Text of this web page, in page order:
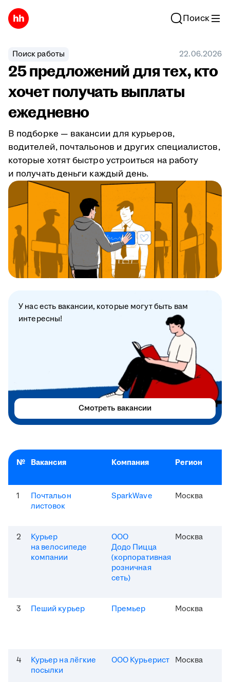
Поиск
Поиск работы 22.06.2026
25 предложений для тех, кто
хочет получать выплаты
ежедневно
В подборке — вакансии для курьеров,
водителей, почтальонов и других специалистов,
которые хотят быстро устроиться на работу
и получать деньги каждый день.
№ Вакансия Компания Регион
1
Почтальон
листовок
SparkWave Москва
2
Курьер
на велосипеде
компании
ООО
Додо Пицца
(корпоративная
розничная
сеть)
Москва
3 Пеший курьер Премьер Москва
4
Курьер на лёгкие
посылки
ООО Курьерист Москва
У нас есть вакансии, которые могут быть вам
интересны!
Смотреть вакансии